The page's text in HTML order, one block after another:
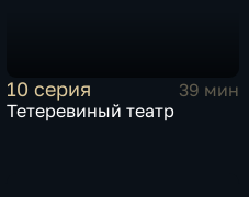
10 серия
39 мин
Тетеревиный театр